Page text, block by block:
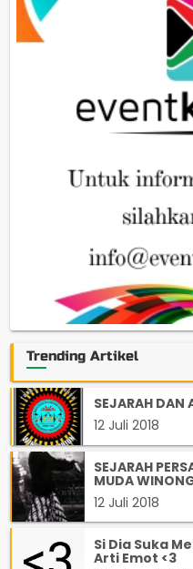
Trending Artikel
SEJARAH DAN
12 Juli 2018
SEJARAH
MUDA
12 Juli 2018
Si Dia Suka
Arti Emot <3